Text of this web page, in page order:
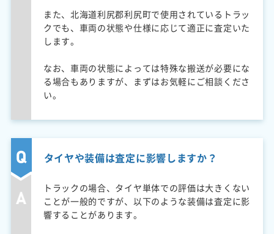
また、北海道利尻郡利尻町で使用されているトラッ
クでも、車両の状態や仕様に応じて適正に査定いた
します。
なお、車両の状態によっては特殊な搬送が必要にな
る場合もありますが、まずはお気軽にご相談くださ
い。
タイヤや装備は査定に影響しますか？
トラックの場合、タイヤ単体での評価は大きくない
ことが一般的ですが、以下のような装備は査定に影
響することがあります。